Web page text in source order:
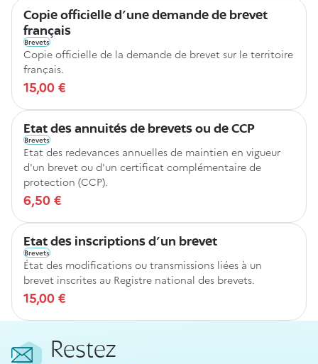
Copie officielle d'une demande de brevet
français
Brevets
Copie officielle de la demande de brevet sur le territoire
français.
15,00 €
Etat des annuités de brevets ou de CCP
Brevets
Etat des redevances annuelles de maintien en vigueur
d'un brevet ou d'un certificat complémentaire de
protection (CCP).
6,50 €
Etat des inscriptions d'un brevet
Brevets
État des modifications ou transmissions liées à un
brevet inscrites au Registre national des brevets.
15,00 €
Restez